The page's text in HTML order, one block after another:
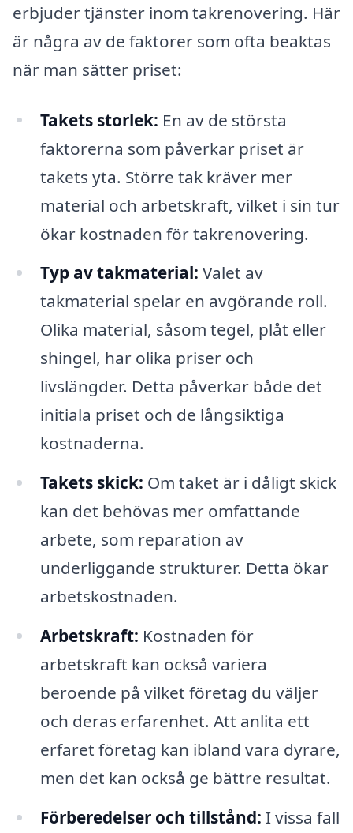
erbjuder tjänster inom takrenovering. Här
är några av de faktorer som ofta beaktas
när man sätter priset:
Takets storlek: En av de största
faktorerna som påverkar priset är
takets yta. Större tak kräver mer
material och arbetskraft, vilket i sin tur
ökar kostnaden för takrenovering.
Typ av takmaterial: Valet av
takmaterial spelar en avgörande roll.
Olika material, såsom tegel, plåt eller
shingel, har olika priser och
livslängder. Detta påverkar både det
initiala priset och de långsiktiga
kostnaderna.
Takets skick: Om taket är i dåligt skick
kan det behövas mer omfattande
arbete, som reparation av
underliggande strukturer. Detta ökar
arbetskostnaden.
Arbetskraft: Kostnaden för
arbetskraft kan också variera
beroende på vilket företag du väljer
och deras erfarenhet. Att anlita ett
erfaret företag kan ibland vara dyrare,
men det kan också ge bättre resultat.
Förberedelser och tillstånd: I vissa fall